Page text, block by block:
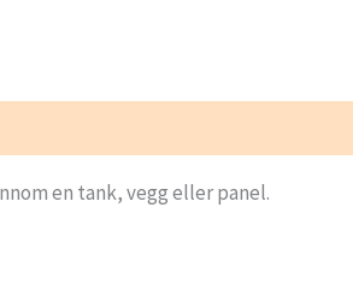
en tank, vegg eller panel.